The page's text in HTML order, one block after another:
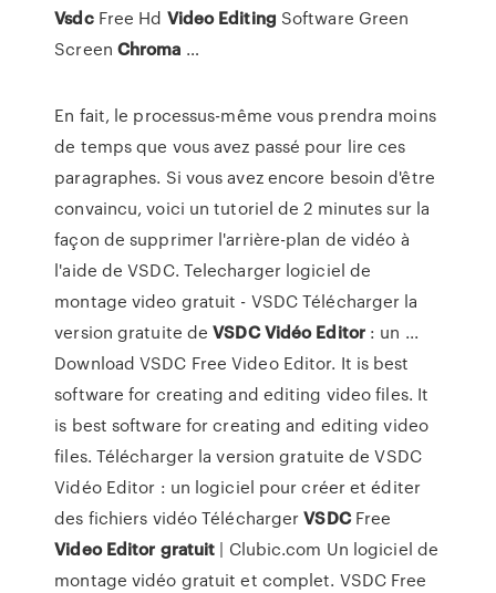
VsdcFree Hd Video Editing Software Green
Screen Chroma …
En fait, le processus-même vous prendra moins
de temps que vous avez passé pour lire ces
paragraphes. Si vous avez encore besoin d'être
convaincu, voici un tutoriel de 2 minutes sur la
façon de supprimer l'arrière-plan de vidéo à
l'aide de VSDC. Telecharger logiciel de
montage video gratuit - VSDC Télécharger la
version gratuite deVSDC Vidéo Editor : un ...
Download VSDC Free Video Editor. It is best
software for creating and editing video files. It
is best software for creating and editing video
files. Télécharger la version gratuite de VSDC
Vidéo Editor : un logiciel pour créer et éditer
des fichiers vidéo TéléchargerVSDCFree
Video Editor gratuit | Clubic.com Un logiciel de
montage vidéo gratuit et complet. VSDC Free